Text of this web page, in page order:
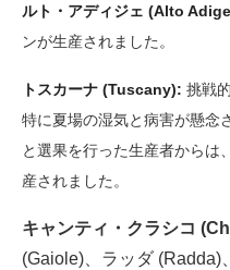
ルト・アディジェ (Alto
ンが生産されました。
トスカーナ (Tuscany): 挑戦
特に夏場の湿気と病害が懸念
と選果を行った生産者からは
産されました。
キャンティ・クラシコ
(Gaiole)、ラッダ (Radda)